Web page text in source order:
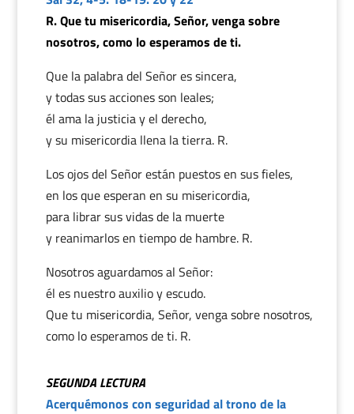
R. Que tu misericordia, Señor, venga sobre
nosotros, como lo esperamos de ti.
Que la palabra del Señor es sincera,
y todas sus acciones son leales;
él ama la justicia y el derecho,
y su misericordia llena la tierra. R.
Los ojos del Señor están puestos en sus fieles,
en los que esperan en su misericordia,
para librar sus vidas de la muerte
y reanimarlos en tiempo de hambre. R.
Nosotros aguardamos al Señor:
él es nuestro auxilio y escudo.
Que tu misericordia, Señor, venga sobre nosotros,
como lo esperamos de ti. R.
SEGUNDA LECTURA
Acerquémonos con seguridad al trono de la